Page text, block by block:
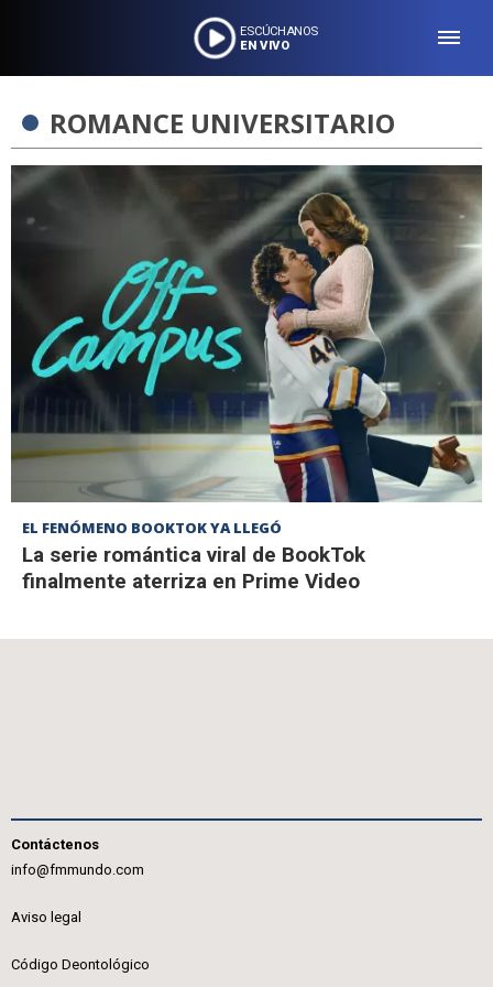
ESCÚCHANOS
EN VIVO
ROMANCE UNIVERSITARIO
EL FENÓMENO BOOKTOK YA LLEGÓ
La serie romántica viral de BookTok
finalmente aterriza en Prime Video
Contáctenos
info@fmmundo.com
Aviso legal
Código Deontológico